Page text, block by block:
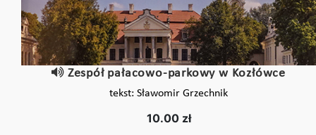
Zespół pałacowo-parkowy w Kozłówce
tekst: Sławomir Grzechnik
10.00 zł